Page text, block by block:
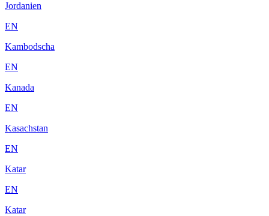
Jordanien
EN
Kambodscha
EN
Kanada
EN
Kasachstan
EN
Katar
EN
Katar